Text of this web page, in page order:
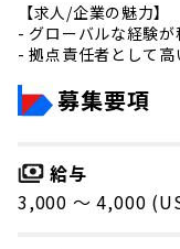
【求人/企業の魅力】
- グローバルな経験が
- 拠点責任者として
募集要項
給与
3,000 〜 4,000